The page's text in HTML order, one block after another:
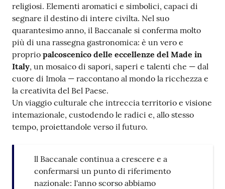
religiosi. Elementi aromatici e simbolici, capaci di
segnare il destino di intere civilta. Nel suo
quarantesimo anno, il Baccanale si conferma molto
più di una rassegna gastronomica: è un vero e
proprio palcoscenico delle eccellenze del Made in
Italy, un mosaico di sapori, saperi e talenti che — dal
cuore di Imola — raccontano al mondo la ricchezza e
la creativita del Bel Paese.
Un viaggio culturale che intreccia territorio e visione
intemazionale, custodendo le radici e, allo stesso
tempo, proiettandole verso il futuro.
ll Baccanale continua a crescere e a
confermarsi un punto di riferimento
nazionale: I'anno scorso abbiamo